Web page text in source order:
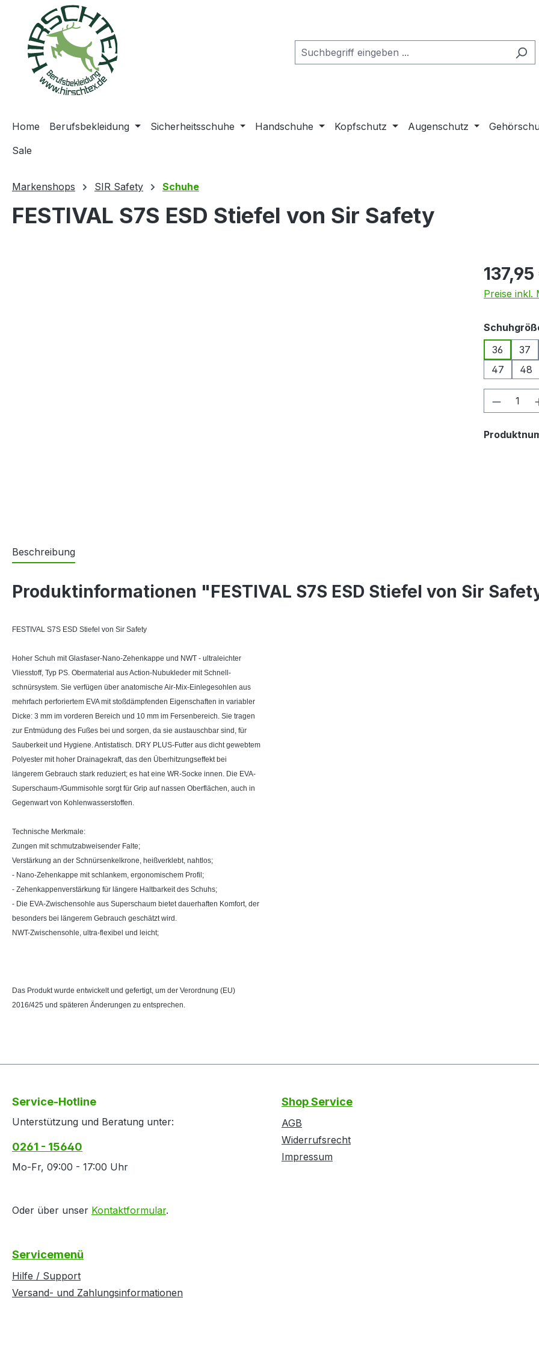
Zur Hauptnavigation springen
Home Berufsbekleidung Sicherheitsschuhe Handschuhe Kopfschutz Augenschutz
Sale
Markenshops SIR Safety Schuhe
FESTIVAL S7S ESD Stiefel von Sir Safety
Preise inkl.
36
37
47
48
Beschreibung
Produktinformationen "FESTIVAL S7S ESD Stiefel von Sir
FESTIVAL S7S ESD Stiefel von Sir Safety
Hoher Schuh mit Glasfaser-Nano-Zehenkappe und NWT - ultraleichter
Vliesstoff, Typ PS. Obermaterial aus Action-Nubukleder mit Schnell-
schnürsystem. Sie verfügen über anatomische Air-Mix-Einlegesohlen aus
mehrfach perforiertem EVA mit stoßdämpfenden Eigenschaften in variabler
Dicke: 3 mm im vorderen Bereich und 10 mm im Fersenbereich. Sie tragen
zur Entmüdung des Fußes bei und sorgen, da sie austauschbar sind, für
Sauberkeit und Hygiene. Antistatisch. DRY PLUS-Futter aus dicht gewebtem
Polyester mit hoher Drainagekraft, das den Überhitzungseffekt bei
längerem Gebrauch stark reduziert; es hat eine WR-Socke innen. Die EVA-
Superschaum-/Gummisohle sorgt für Grip auf nassen Oberflächen, auch in
Gegenwart von Kohlenwasserstoffen.
Technische Merkmale:
Zungen mit schmutzabweisender Falte;
Verstärkung an der Schnürsenkelkrone, heißverklebt, nahtlos;
- Nano-Zehenkappe mit schlankem, ergonomischem Profil;
- Zehenkappenverstärkung für längere Haltbarkeit des Schuhs;
- Die EVA-Zwischensohle aus Superschaum bietet dauerhaften Komfort, der
besonders bei längerem Gebrauch geschätzt wird.
NWT-Zwischensohle, ultra-flexibel und leicht;
Das Produkt wurde entwickelt und gefertigt, um der Verordnung (EU)
2016/425 und späteren Änderungen zu entsprechen.
Service-Hotline
Unterstützung und Beratung unter:
0261 - 15640
Mo-Fr, 09:00 - 17:00 Uhr
Oder über unser Kontaktformular.
Shop Service
AGB
Widerrufsrecht
Impressum
Servicemenü
Hilfe / Support
Versand- und Zahlungsinformationen